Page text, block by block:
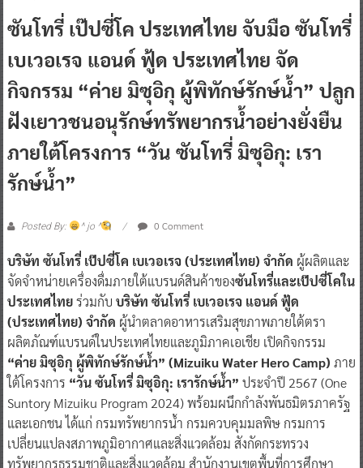
ซันโทรี่ เป๊ปซี่โค ประเทศไทย จับมือ ซันโทรี่
เบเวอเรจ แอนด์ ฟู้ด ประเทศไทย จัด
กิจกรรม “ค่าย มิซุอิกุ ผู้พิทักษ์รักษ์น้ำ” ปลูก
ฝังเยาวชนอนุรักษ์ทรัพยากรน้ำอย่างยั่งยืน
ภายใต้โครงการ “วัน ซันโทรี่ มิซุอิกุ: เรา
รักษ์น้ำ”
Posted By: ^ jo ^ 0 Comment
บริษัท ซันโทรี่ เป๊ปซี่โค เบเวอเรจ (ประเทศไทย) จำกัด ผู้ผลิตและ
จัดจำหน่ายเครื่องดื่มภายใต้แบรนด์สินค้าของซันโทรี่และเป๊ปซี่โคใน
ประเทศไทยร่วมกับ บริษัท ซันโทรี่ เบเวอเรจ แอนด์ ฟู้ด
(ประเทศไทย) จำกัด ผู้นำตลาดอาหารเสริมสุขภาพภายใต้ตรา
ผลิตภัณฑ์แบรนด์ในประเทศไทยและภูมิภาคเอเชีย เปิดกิจกรรม
“ค่าย มิซุอิกุ ผู้พิทักษ์รักษ์น้ำ” (Mizuiku Water Hero Camp) ภาย
ใต้โครงการ “วัน ซันโทรี่ มิซุอิกุ: เรารักษ์น้ำ” ประจำปี 2567 (One
Suntory Mizuiku Program 2024) พร้อมผนึกกำลังพันธมิตรภาครัฐ
และเอกชน ได้แก่ กรมทรัพยากรน้ำ กรมควบคุมมลพิษ กรมการ
เปลี่ยนแปลงสภาพภูมิอากาศและสิ่งแวดล้อม สังกัดกระทรวง
ทรัพยากรธรรมชาติและสิ่งแวดล้อม สำนักงานเขตพื้นที่การศึกษา